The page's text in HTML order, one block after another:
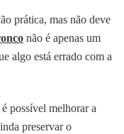
prática, mas não deve
não é apenas um
algo está errado com a
possível melhorar a
preservar o